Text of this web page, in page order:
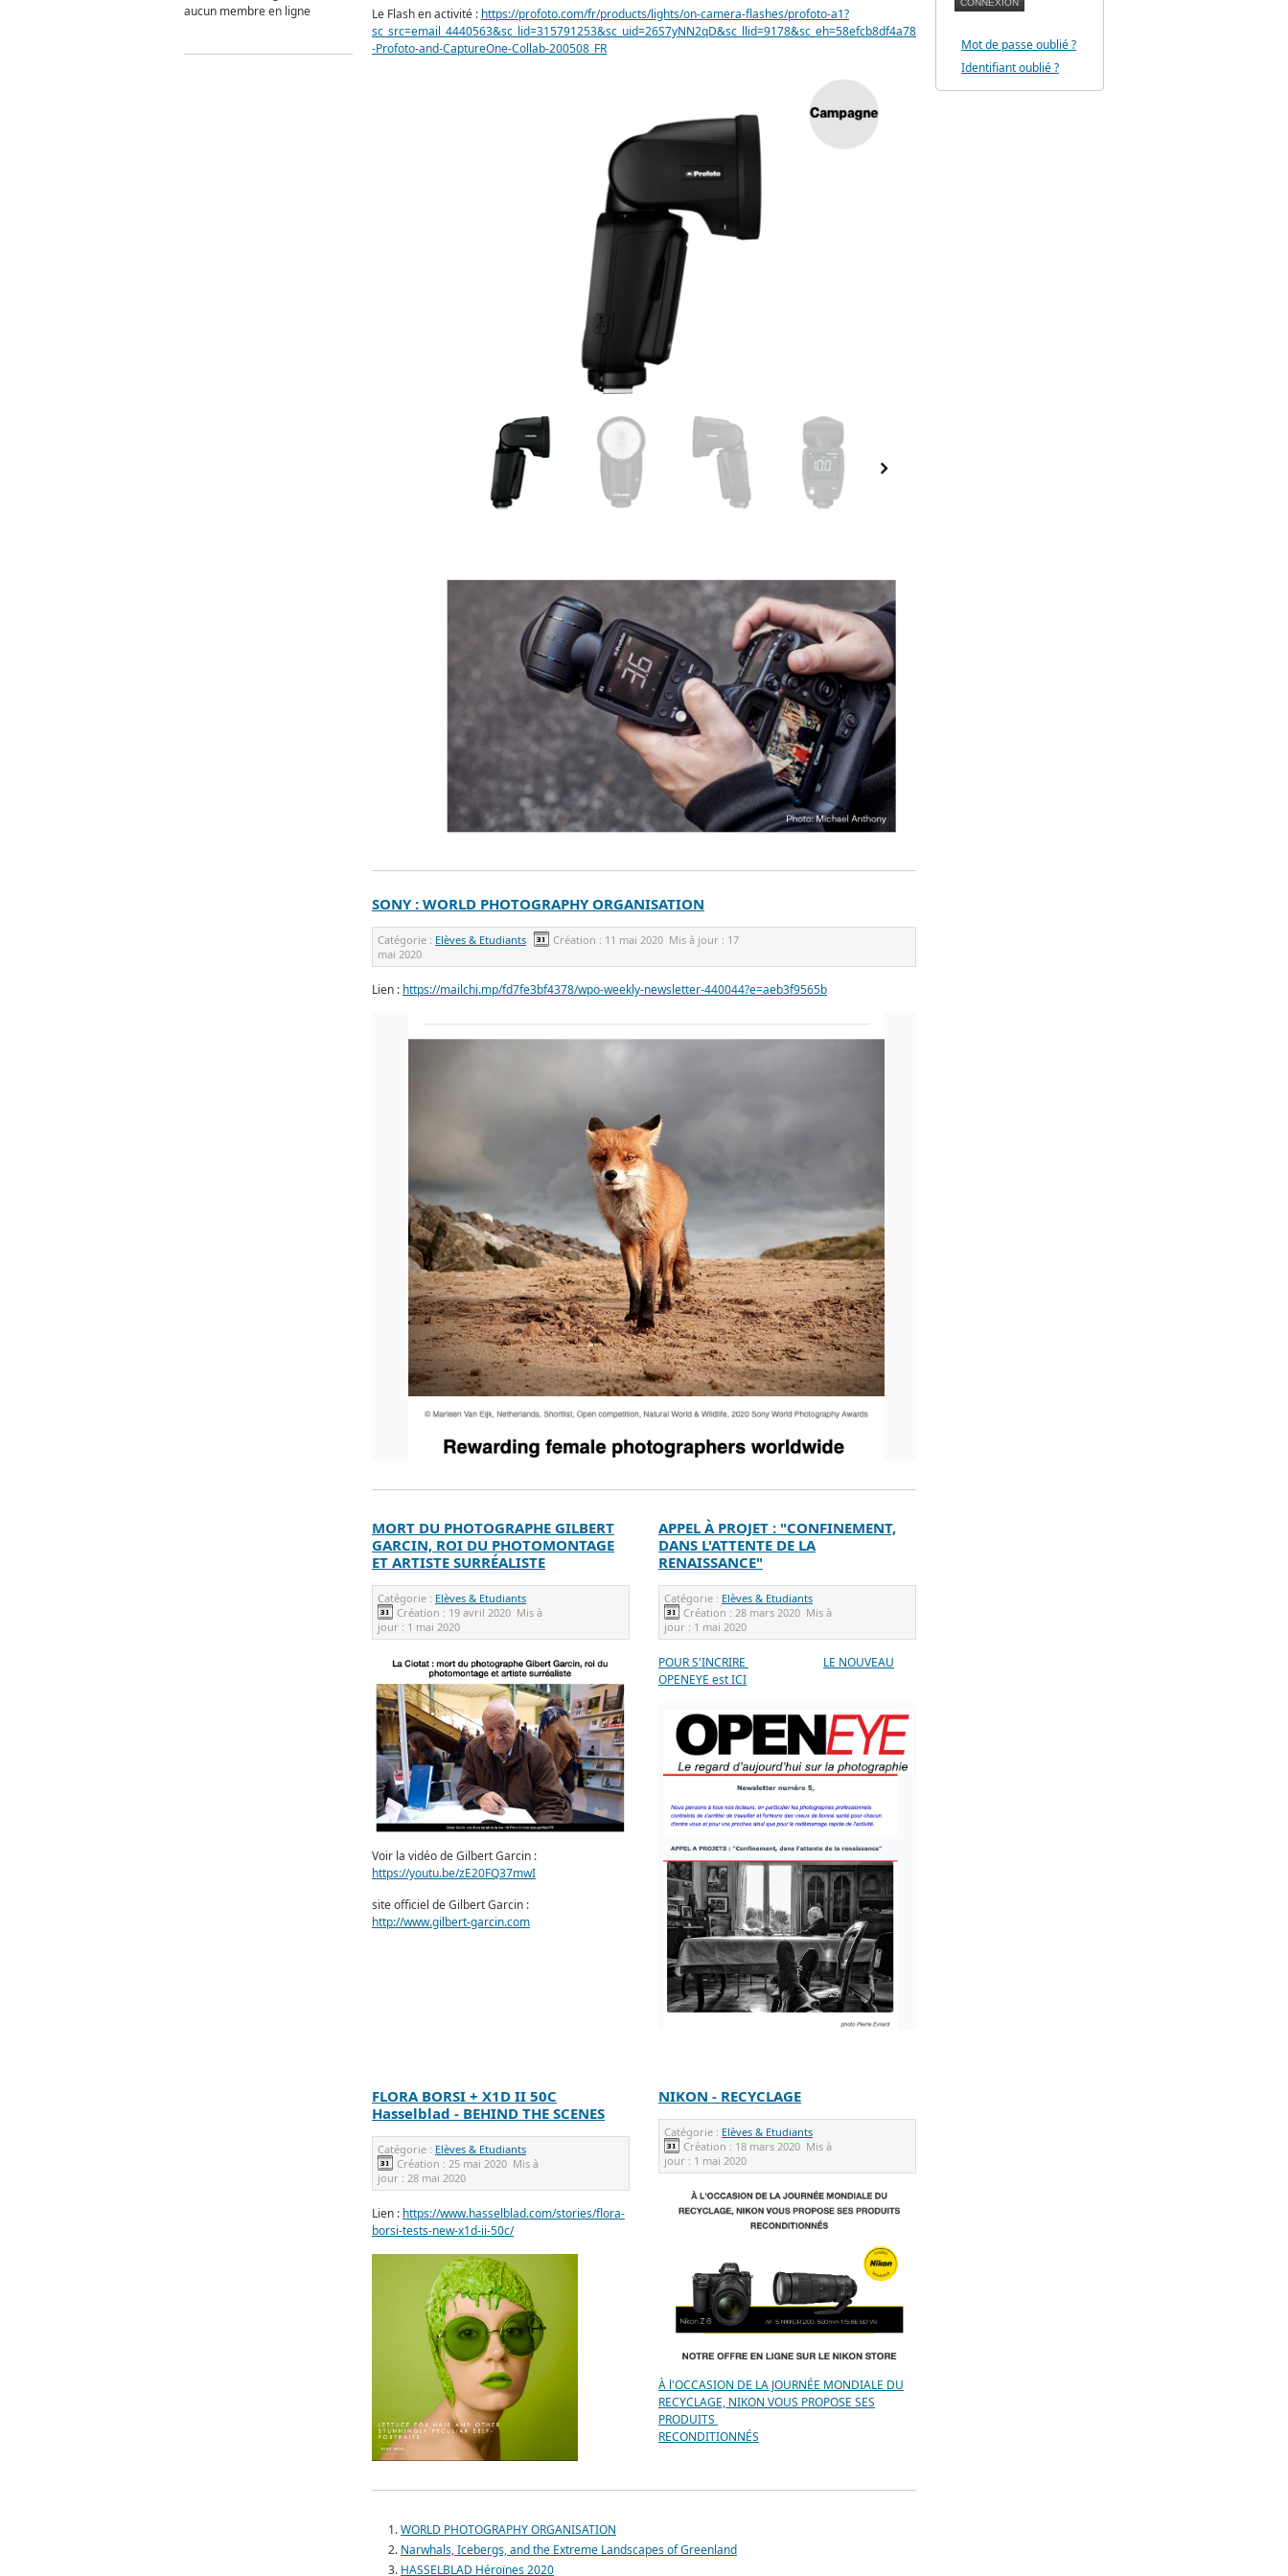
Le Flash en activité : https://profoto.com/fr/products/lights/on-camera-flashes/profoto-a1?
-Profoto-and-CaptureOne-Collab-200508_FR
SONY : WORLD PHOTOGRAPHY ORGANISATION
Catégorie : Elèves & Etudiants Création : 11 mai 2020 Mis à jour : 17
mai 2020
Lien : https://mailchi.mp/fd7fe3bf4378/wpo-weekly-newsletter-440044?e=aeb3f9565b
MORT DU PHOTOGRAPHE GILBERT
GARCIN, ROI DU PHOTOMONTAGE
ET ARTISTE SURRÉALISTE
Catégorie : Elèves & Etudiants
Création : 19 avril 2020 Mis à
jour : 1 mai 2020
Voir la vidéo de Gilbert Garcin :
https://youtu.be/zE20FQ37mwI
site officiel de Gilbert Garcin :
http://www.gilbert-garcin.com
APPEL À PROJET : "CONFINEMENT,
DANS L'ATTENTE DE LA
RENAISSANCE"
Catégorie : Elèves & Etudiants
Création : 28 mars 2020 Mis à
jour : 1 mai 2020
POUR S'INCRIRE
LE NOUVEAU
OPENEYE est ICI
FLORA BORSI + X1D II 50C
Hasselblad - BEHIND THE SCENES
Catégorie : Elèves & Etudiants
Création : 25 mai 2020 Mis à
jour : 28 mai 2020
Lien : https://www.hasselblad.com/stories/flora-
borsi-tests-new-x1d-ii-50c/
NIKON - RECYCLAGE
Catégorie : Elèves & Etudiants
Création : 18 mars 2020 Mis à
jour : 1 mai 2020
À l'OCCASION DE LA JOURNÉE MONDIALE DU
RECYCLAGE, NIKON VOUS PROPOSE SES
PRODUITS
RECONDITIONNÉS
WORLD PHOTOGRAPHY ORGANISATION
Narwhals, Icebergs, and the Extreme Landscapes of Greenland
HASSELBLAD Héroïnes 2020
aucun membre en ligne
Mot de passe oublié ?
Identifiant oublié ?